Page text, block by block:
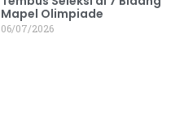
Mapel Olimpiade
06/07/2026